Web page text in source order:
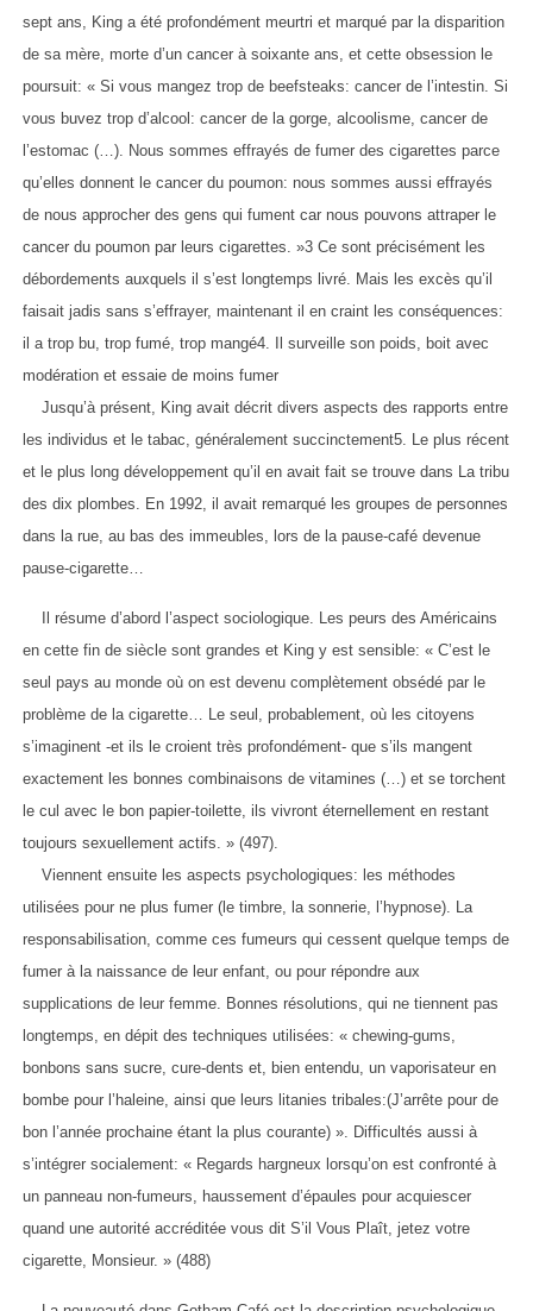
sept ans, King a été profondément meurtri et marqué par la disparition
de sa mère, morte d’un cancer à soixante ans, et cette obsession le
poursuit: « Si vous mangez trop de beefsteaks: cancer de l’intestin. Si
vous buvez trop d’alcool: cancer de la gorge, alcoolisme, cancer de
l’estomac (…). Nous sommes effrayés de fumer des cigarettes parce
qu’elles donnent le cancer du poumon: nous sommes aussi effrayés
de nous approcher des gens qui fument car nous pouvons attraper le
cancer du poumon par leurs cigarettes. »3 Ce sont précisément les
débordements auxquels il s’est longtemps livré. Mais les excès qu’il
faisait jadis sans s’effrayer, maintenant il en craint les conséquences:
il a trop bu, trop fumé, trop mangé4. Il surveille son poids, boit avec
modération et essaie de moins fumer
Jusqu’à présent, King avait décrit divers aspects des rapports entre
les individus et le tabac, généralement succinctement5. Le plus récent
et le plus long développement qu’il en avait fait se trouve dans La tribu
des dix plombes. En 1992, il avait remarqué les groupes de personnes
dans la rue, au bas des immeubles, lors de la pause-café devenue
pause-cigarette…
Il résume d’abord l’aspect sociologique. Les peurs des Américains
en cette fin de siècle sont grandes et King y est sensible: « C’est le
seul pays au monde où on est devenu complètement obsédé par le
problème de la cigarette… Le seul, probablement, où les citoyens
s’imaginent -et ils le croient très profondément- que s’ils mangent
exactement les bonnes combinaisons de vitamines (…) et se torchent
le cul avec le bon papier-toilette, ils vivront éternellement en restant
toujours sexuellement actifs. » (497).
Viennent ensuite les aspects psychologiques: les méthodes
utilisées pour ne plus fumer (le timbre, la sonnerie, l’hypnose). La
responsabilisation, comme ces fumeurs qui cessent quelque temps de
fumer à la naissance de leur enfant, ou pour répondre aux
supplications de leur femme. Bonnes résolutions, qui ne tiennent pas
longtemps, en dépit des techniques utilisées: « chewing-gums,
bonbons sans sucre, cure-dents et, bien entendu, un vaporisateur en
bombe pour l’haleine, ainsi que leurs litanies tribales:(J’arrête pour de
bon l’année prochaine étant la plus courante) ». Difficultés aussi à
s’intégrer socialement: « Regards hargneux lorsqu’on est confronté à
un panneau non-fumeurs, haussement d’épaules pour acquiescer
quand une autorité accréditée vous dit S’il Vous Plaît, jetez votre
cigarette, Monsieur. » (488)